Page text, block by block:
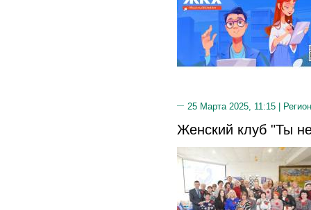
25 Марта 2025, 11:15 |
Женский клуб "Ты